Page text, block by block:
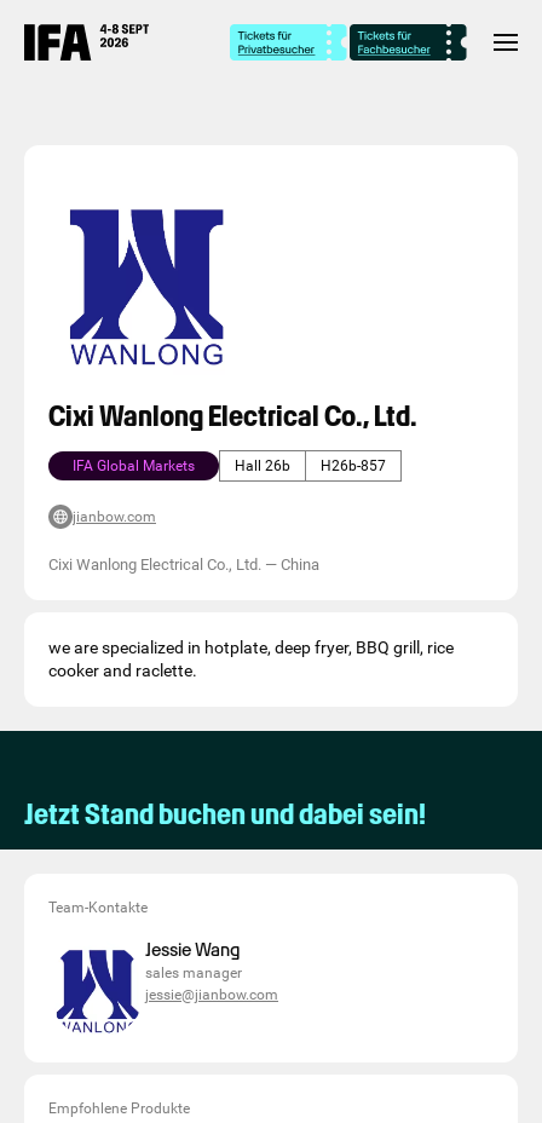
Cixi Wanlong Electrical Co., Ltd.
IFA Global Markets Hall 26b H26b-857
jianbow.com
Cixi Wanlong Electrical Co., Ltd. — China
we are specialized in hotplate, deep fryer, BBQ grill, rice
cooker and raclette.
Jetzt Stand buchen und dabei sein!
Team-Kontakte
Jessie Wang
sales manager
jessie@jianbow.com
Empfohlene Produkte